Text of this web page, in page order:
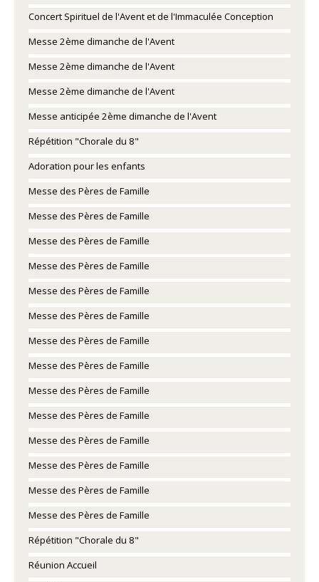
Concert Spirituel de l'Avent et de l'Immaculée Conception
Messe 2ème dimanche de l'Avent
Messe 2ème dimanche de l'Avent
Messe 2ème dimanche de l'Avent
Messe anticipée 2ème dimanche de l'Avent
Répétition "Chorale du 8"
Adoration pour les enfants
Messe des Pères de Famille
Messe des Pères de Famille
Messe des Pères de Famille
Messe des Pères de Famille
Messe des Pères de Famille
Messe des Pères de Famille
Messe des Pères de Famille
Messe des Pères de Famille
Messe des Pères de Famille
Messe des Pères de Famille
Messe des Pères de Famille
Messe des Pères de Famille
Messe des Pères de Famille
Messe des Pères de Famille
Répétition "Chorale du 8"
Réunion Accueil